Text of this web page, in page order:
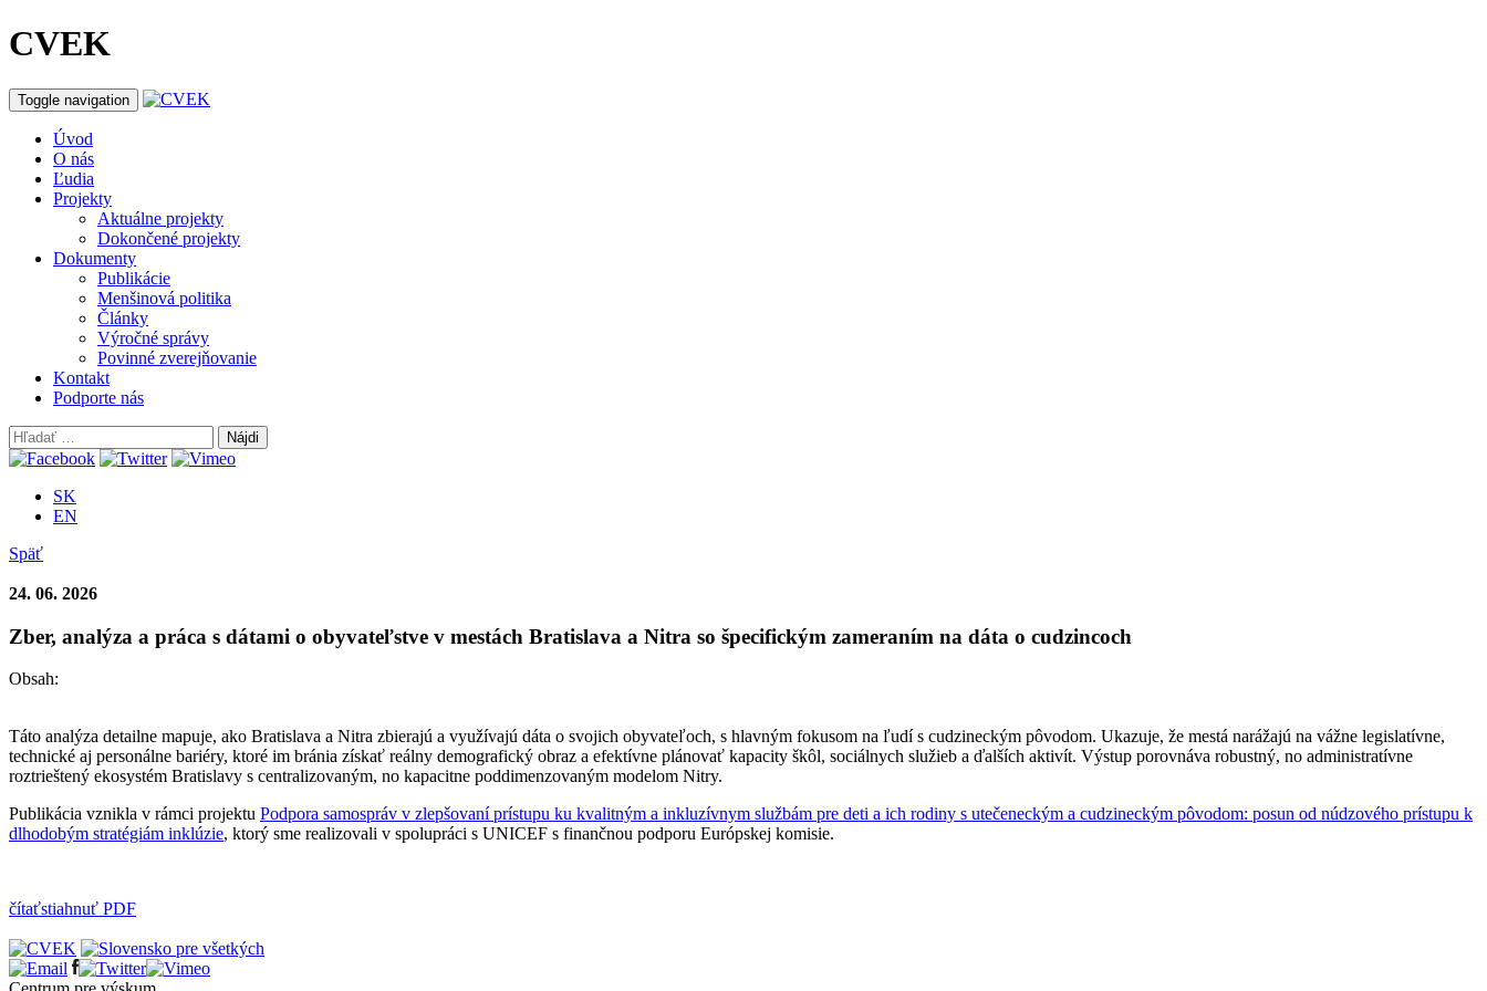
CVEK
Toggle navigation
Úvod
O nás
Ľudia
Projekty
Aktuálne projekty
Dokončené projekty
Dokumenty
Publikácie
Menšinová politika
Články
Výročné správy
Povinné zverejňovanie
Kontakt
Podporte nás
Hľadať:
SK
EN
Späť
24. 06. 2026
Zber, analýza a práca s dátami o obyvateľstve v mestách Bratislava a Nitra so špecifickým zameraním na dáta o cudzincoch
Obsah:
Táto analýza detailne mapuje, ako Bratislava a Nitra zbierajú a využívajú dáta o svojich obyvateľoch, s hlavným fokusom na ľudí s cudzineckým pôvodom. Ukazuje, že mestá narážajú na vážne legislatívne,
technické aj personálne bariéry, ktoré im bránia získať reálny demografický obraz a efektívne plánovať kapacity škôl, sociálnych služieb a ďalších aktivít. Výstup porovnáva robustný, no administratívne
roztrieštený ekosystém Bratislavy s centralizovaným, no kapacitne poddimenzovaným modelom Nitry.
Publikácia vznikla v rámci projektu Podpora samospráv v zlepšovaní prístupu ku kvalitným a inkluzívnym službám pre deti a ich rodiny s utečeneckým a cudzineckým pôvodom: posun od núdzového prístupu k
dlhodobým stratégiám inklúzie, ktorý sme realizovali v spolupráci s UNICEF s finančnou podporu Európskej komisie.
čítaťstiahnuť PDF